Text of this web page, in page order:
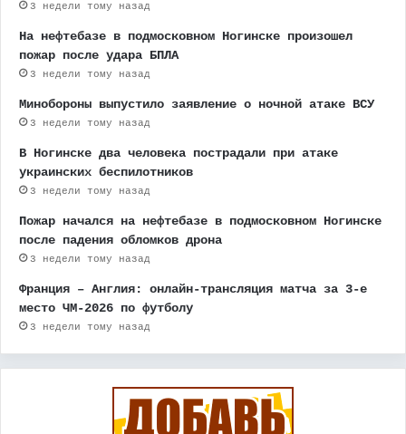
3 недели тому назад
На нефтебазе в подмосковном Ногинске произошел
пожар после удара БПЛА
3 недели тому назад
Минобороны выпустило заявление о ночной атаке ВСУ
3 недели тому назад
В Ногинске два человека пострадали при атаке
украинских беспилотников
3 недели тому назад
Пожар начался на нефтебазе в подмосковном Ногинске
после падения обломков дрона
3 недели тому назад
Франция – Англия: онлайн-трансляция матча за 3-е
место ЧМ-2026 по футболу
3 недели тому назад